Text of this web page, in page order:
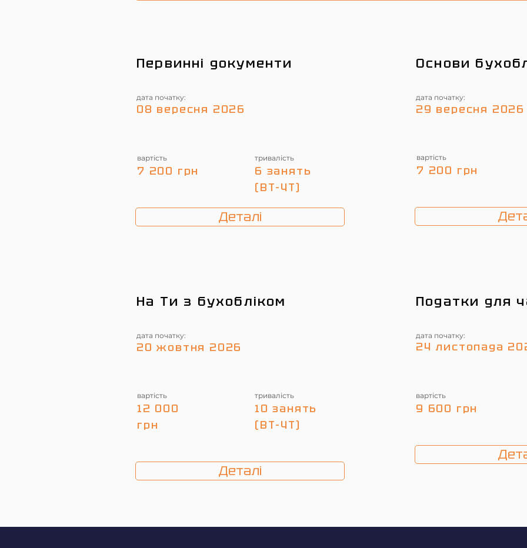
Первинні документи
дата початку:
08 вересня 2026
вартість
7 200 грн
тривалість
6 занять
(ВТ-ЧТ)
Деталі
На Ти з бухобліком
дата початку:
20 жовтня 2026
вартість
12 000
грн
тривалість
10 занять
(ВТ-ЧТ)
Деталі
Основи
дата початку:
29 вересня 2026
вартість
7 200 грн
Податки для
дата початку:
24 листопада
вартість
9 600 грн